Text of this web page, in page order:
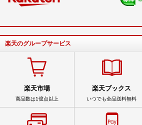
楽天のグループサービス
楽天市場
商品数は1億点以上
楽天ブックス
いつでも全品送料無料